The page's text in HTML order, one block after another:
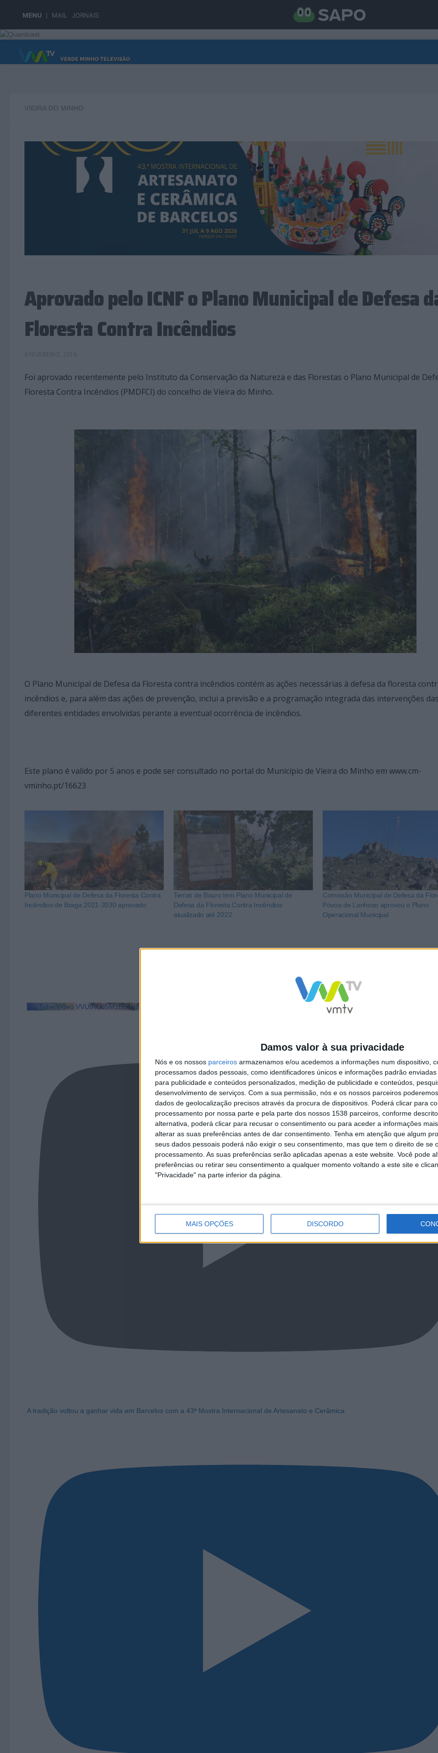
MENU MAIL JORNAIS
Damos valor à sua privacidade
Nós e os nossos parceiros armazenamos e/ou acedemos a informações num dispositivo,
processamos dados pessoais, como identificadores únicos e informações padrão
para publicidade e conteúdos personalizados, medição de publicidade e conteúdos,
desenvolvimento de serviços. Com a sua permissão, nós e os nossos parceiros
dados de geolocalização precisos através da procura de dispositivos. Poderá clicar para
processamento por nossa parte e pela parte dos nossos 1538 parceiros, conforme
alternativa, poderá clicar para recusar o consentimento ou para aceder a informações
alterar as suas preferências antes de dar consentimento. Tenha em atenção que algum
seus dados pessoais poderá não exigir o seu consentimento, mas que tem o direito de se
processamento. As suas preferências serão aplicadas apenas a este website. Você pode
preferências ou retirar seu consentimento a qualquer momento voltando a este site e
"Privacidade" na parte inferior da página.
MAIS OPÇÕES DISCORDO
Skip to content
Aprovado pelo ICNF o Plano Municipal de Defesa
Floresta Contra Incêndios
Foi aprovado recentemente pelo Instituto da Conservação da Natureza e das Florestas o Plano Municipal de
Floresta Contra Incêndios (PMDFCI) do concelho de Vieira do Minho.
O Plano Municipal de Defesa da Floresta contra incêndios contém as ações necessárias à defesa da floresta
incêndios e, para além das ações de prevenção, inclui a previsão e a programação integrada das intervenções
diferentes entidades envolvidas perante a eventual ocorrência de incêndios.
Este plano é valido por 5 anos e pode ser consultado no portal do Município de Vieira do Minho em www.cm-
vminho.pt/16623
Plano Municipal de Defesa da Floresta Contra
Incêndios de Braga 2021-2030 aprovado
Terras de Bouro tem Plano Municipal de
Defesa da Floresta Contra Incêndios
atualizado até 2022
Comissão Municipal de Defesa da
Póvoa de Lanhoso aprovou o Plano
Operacional Municipal
YouTube Video VVUtRU85MzBBcHpOcU5BUnpKX0wyV1ZBLmNCa2l2ckl3RkxJ
A tradição voltou a ganhar vida em Barcelos com a 43ª Mostra Internacional de Artesanato e Cerâmica